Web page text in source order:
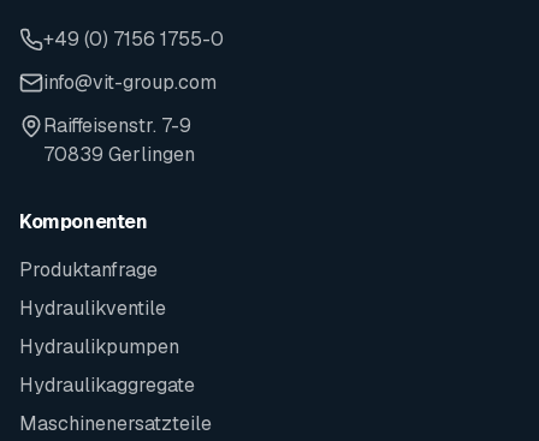
+49 (0) 7156 1755-0
info@vit-group.com
Raiffeisenstr. 7-9
70839 Gerlingen
Komponenten
Produktanfrage
Hydraulikventile
Hydraulikpumpen
Hydraulikaggregate
Maschinenersatzteile